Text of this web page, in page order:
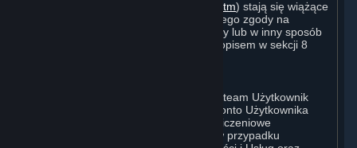
http://www.valvesoftware.com/privacy.htm) stają się wiążące
dla Użytkownika po wyrażeniu przez niego zgody na
obowiązywanie ich lub niniejszej Umowy lub w inny sposób
stają się dla niego wiążące, zgodnie z opisem w sekcji 8
Po zakończeniu procesu rejestracji w Steam Użytkownik
tworzy swoje konto Steam („Konto”). Konto Użytkownika
może również zawierać informacje rozliczeniowe
przekazane przez Użytkownika Valve w przypadku